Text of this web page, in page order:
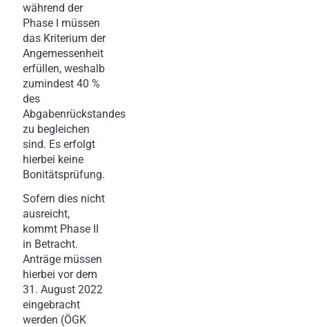
während der
Phase I müssen
das Kriterium der
Angemessenheit
erfüllen, weshalb
zumindest 40 %
des
Abgabenrückstandes
zu begleichen
sind. Es erfolgt
hierbei keine
Bonitätsprüfung.
Sofern dies nicht
ausreicht,
kommt Phase II
in Betracht.
Anträge müssen
hierbei vor dem
31. August 2022
eingebracht
werden (ÖGK